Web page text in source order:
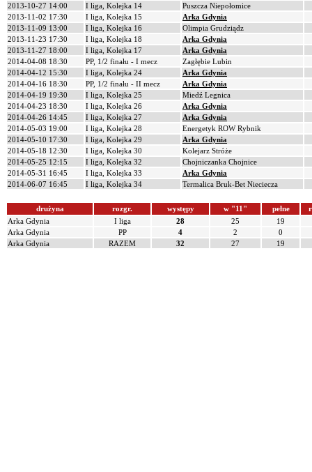
2013-10-27 14:00
I liga, Kolejka 14
Puszcza Niepołomice
2013-11-02 17:30
I liga, Kolejka 15
Arka Gdynia
2013-11-09 13:00
I liga, Kolejka 16
Olimpia Grudziądz
2013-11-23 17:30
I liga, Kolejka 18
Arka Gdynia
2013-11-27 18:00
I liga, Kolejka 17
Arka Gdynia
2014-04-08 18:30
PP, 1/2 finału - I mecz
Zagłębie Lubin
2014-04-12 15:30
I liga, Kolejka 24
Arka Gdynia
2014-04-16 18:30
PP, 1/2 finału - II mecz
Arka Gdynia
2014-04-19 19:30
I liga, Kolejka 25
Miedź Legnica
2014-04-23 18:30
I liga, Kolejka 26
Arka Gdynia
2014-04-26 14:45
I liga, Kolejka 27
Arka Gdynia
2014-05-03 19:00
I liga, Kolejka 28
Energetyk ROW Rybnik
2014-05-10 17:30
I liga, Kolejka 29
Arka Gdynia
2014-05-18 12:30
I liga, Kolejka 30
Kolejarz Stróże
2014-05-25 12:15
I liga, Kolejka 32
Chojniczanka Chojnice
2014-05-31 16:45
I liga, Kolejka 33
Arka Gdynia
2014-06-07 16:45
I liga, Kolejka 34 Termalica Bruk-Bet Nieciecza
drużyna rozgr. występy w "11" pełne
Arka Gdynia
I liga 28 25
19
Arka Gdynia
PP 4 2
0
Arka Gdynia
RAZEM 32 27 19